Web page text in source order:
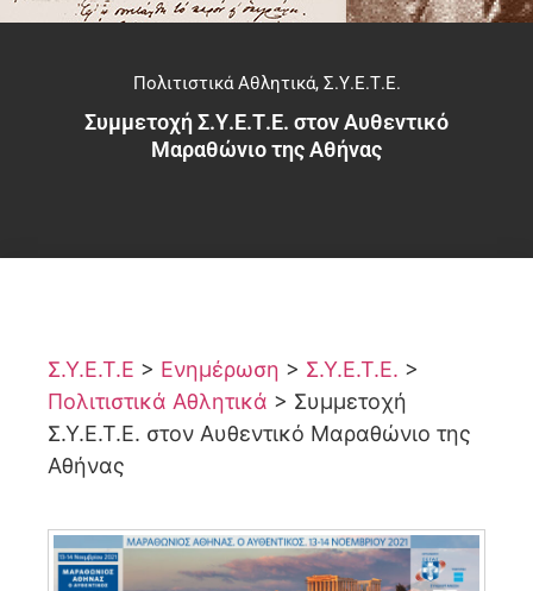
Πολιτιστικά Αθλητικά, Σ.Υ.Ε.Τ.Ε.
Συμμετοχή Σ.Υ.Ε.Τ.Ε. στον Αυθεντικό
Μαραθώνιο της Αθήνας
Σ.Υ.Ε.Τ.Ε > Ενημέρωση > Σ.Υ.Ε.Τ.Ε. >
Πολιτιστικά Αθλητικά > Συμμετοχή
Σ.Υ.Ε.Τ.Ε. στον Αυθεντικό Μαραθώνιο της
Αθήνας